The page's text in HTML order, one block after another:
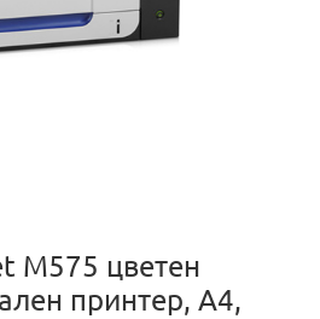
M575 цветен
принтер, A4,